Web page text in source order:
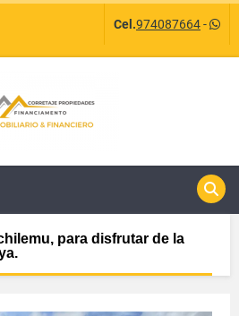
Cel.974087664-
para disfrutar de la